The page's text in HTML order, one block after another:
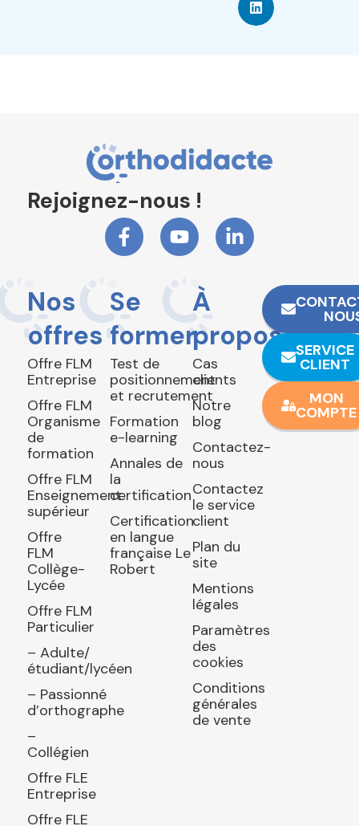
Rejoignez-nous !
Nos
offres
Offre FLM
Entreprise
Offre FLM
Organisme
de
formation
Offre FLM
Enseignement
supérieur
Offre
FLM
Collège-
Lycée
Offre FLM
Particulier
– Adulte/
étudiant/lycéen
– Passionné
d’orthographe
–
Collégien
Offre FLE
Entreprise
Offre FLE
Se
former
Test de
positionnement
et recrutement
Formation
e-learning
Annales de
la
certification
Certification
en langue
française Le
Robert
À
propos
Cas
clients
Notre
blog
Contactez-
nous
Contactez
le service
client
Plan du
site
Mentions
légales
Paramètres
des
cookies
Conditions
générales
de vente
SERVICE
CLIENT
MON
COMPTE